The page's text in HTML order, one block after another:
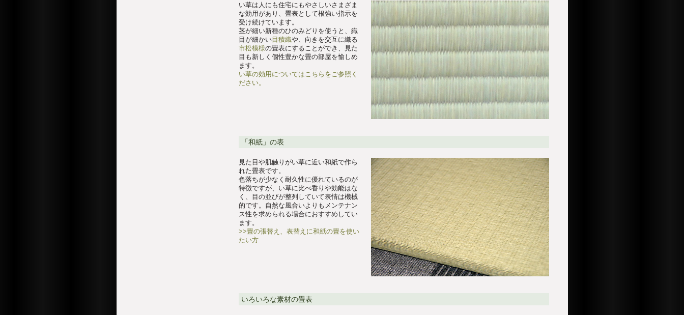
い草は人にも住宅にもやさしいさまざま
な効用があり、畳表として根強い指示を
受け続けています。
茎が細い新種のひのみどりを使うと、織
目が細かい目積織や、向きを交互に織る
市松模様の畳表にすることができ、見た
目も新しく個性豊かな畳の部屋を愉しめ
ます。
い草の効用についてはこちらをご参照く
ださい。
「和紙」の表
見た目や肌触りがい草に近い和紙で作ら
れた畳表です。
色落ちが少なく耐久性に優れているのが
特徴ですが、い草に比べ香りや効能はな
く、目の並びが整列していて表情は機械
的です。自然な風合いよりもメンテナン
ス性を求められる場合におすすめしてい
ます。
>>畳の張替え、表替えに和紙の畳を使い
たい方
いろいろな素材の畳表